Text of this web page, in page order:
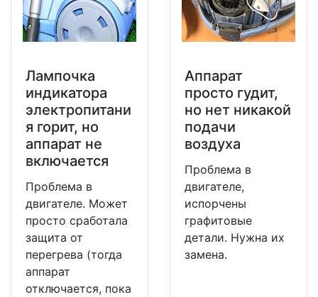
Лампочка
индикатора
электропитани
я горит, но
аппарат не
включается
Проблема в
двигателе. Может
просто сработала
защита от
перегрева (тогда
аппарат
отключается, пока
Аппарат
просто гудит,
но нет никакой
подачи
воздуха
Проблема в
двигателе,
испорчены
графитовые
детали. Нужна их
замена.